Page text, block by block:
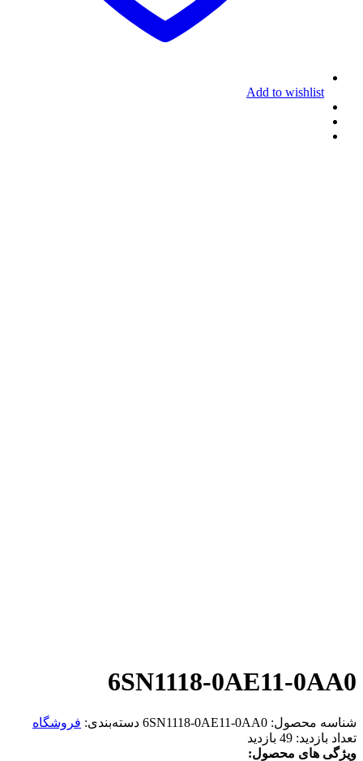
Add to wishlist
6SN1118-0AE11-0AA0
شناسه محصول: 6SN1118-0AE11-0AA0 دسته‌بندی: فروشگاه
تعداد بازدید: 49 بازدید
ویژگی های محصول: